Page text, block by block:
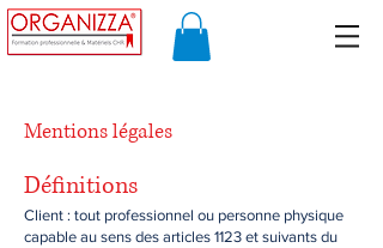
Mentions légales
Définitions
Client : tout professionnel ou personne physique
capable au sens des articles 1123 et suivants du